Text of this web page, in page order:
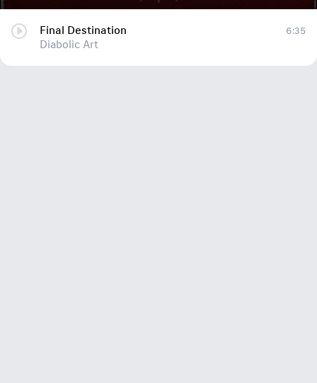
Final Destination
Diabolic Art
6:35